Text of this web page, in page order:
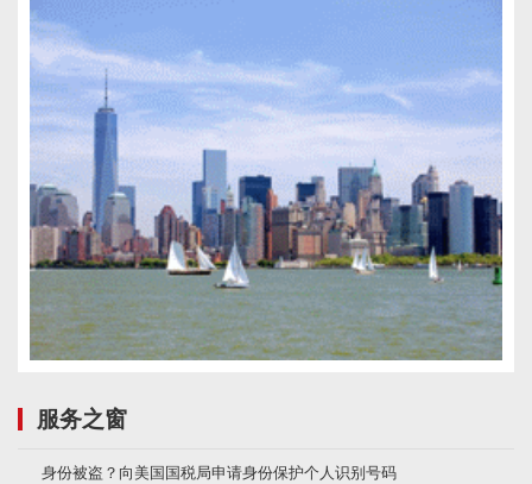
服务之窗
身份被盗？向美国国税局申请身份保护个人识别号码